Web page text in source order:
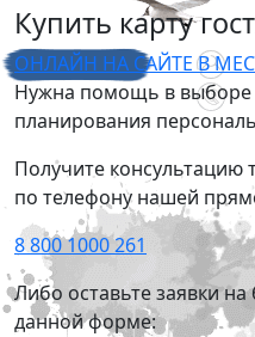
Купить карту
ОНЛАЙН НА САЙТЕВ
Нужна помощь в выборе
планирования
Получите консультацию
по телефону нашей
8 800 1000 261
Либо оставьте заявки
данной форме: